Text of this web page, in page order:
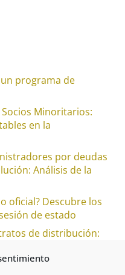
programa de
Minoritarios:
en la
por deudas
Análisis de la
oficial? Descubre los
de estado
de distribución: